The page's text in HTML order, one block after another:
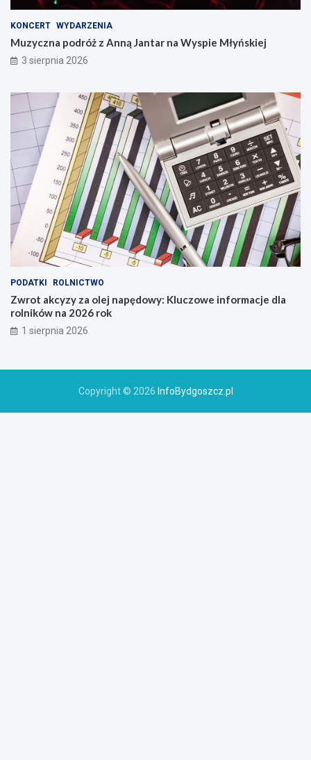
KONCERT WYDARZENIA
Muzyczna podróż z Anną Jantar na Wyspie Młyńskiej
3 sierpnia 2026
PODATKI ROLNICTWO
Zwrot akcyzy za olej napędowy: Kluczowe informacje dla
rolników na 2026 rok
1 sierpnia 2026
Copyright © 2026 InfoBydgoszcz.pl